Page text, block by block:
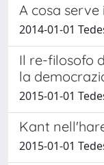
A cosa
2014-01-01
Il re-filosofo
la
2015-01-01
Kant
2015-01-01